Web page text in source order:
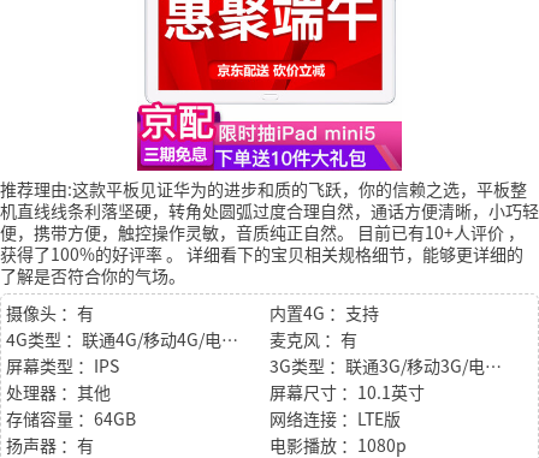
推荐理由:这款平板见证华为的进步和质的飞跃，你的信赖之选，平板整
机直线线条利落坚硬，转角处圆弧过度合理自然，通话方便清晰，小巧轻
便，携带方便，触控操作灵敏，音质纯正自然。
目前已有10+人评价 ，
获得了100%的好评率。 详细看下的宝贝相关规格细节，能够更详细的
了解是否符合你的气场。
摄像头 ：有
内置4G ：支持
4G类型 ：联通4G/移动4G/电信4G
麦克风 ：有
屏幕类型 ：IPS
3G类型 ：联通3G/移动3G/电信3G
处理器 ：其他
屏幕尺寸 ：10.1英寸
存储容量 ：64GB
网络连接 ：LTE版
扬声器 ：有
电影播放 ：1080p